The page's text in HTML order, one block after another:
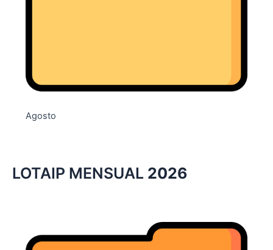
Agosto
LOTAIP MENSUAL 2026